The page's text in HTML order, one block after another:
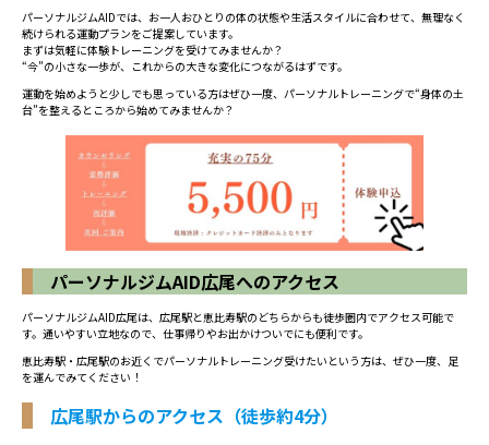
パーソナルジムAIDでは、お一人おひとりの体の状態や生活スタイルに合わせて、無理なく
続けられる運動プランをご提案しています。
まずは気軽に体験トレーニングを受けてみませんか？
“今”の小さな一歩が、これからの大きな変化につながるはずです。
運動を始めようと少しでも思っている方はぜひ一度、パーソナルトレーニングで“身体の土
台”を整えるところから始めてみませんか？
パーソナルジムAID広尾へのアクセス
パーソナルジムAID広尾は、広尾駅と恵比寿駅のどちらからも徒歩圏内でアクセス可能で
す。通いやすい立地なので、仕事帰りやお出かけついでにも便利です。
恵比寿駅・広尾駅のお近くでパーソナルトレーニング受けたいという方は、ぜひ一度、足
を運んでみてください！
広尾駅からのアクセス（徒歩約4分）